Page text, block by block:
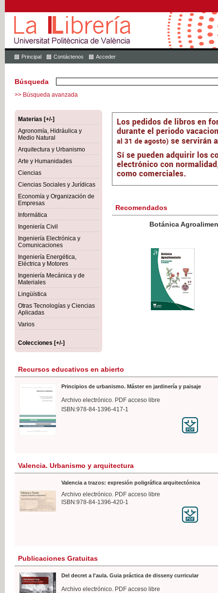
Principal Contáctenos Acceder
Búsqueda
>> Búsqueda avanzada
Materias [+/-]
Agronomía, Hidráulica y
Medio Natural
Arquitectura y Urbanismo
Arte y Humanidades
Ciencias
Ciencias Sociales y Jurídicas
Economía y Organización de
Empresas
Informática
Ingeniería Civil
Ingeniería Electrónica y
Comunicaciones
Ingeniería Energética,
Eléctrica y Motores
Ingeniería Mecánica y de
Materiales
Lingüística
Otras Tecnologías y Ciencias
Aplicadas
Varios
Colecciones [+/-]
Recomendados
Botánica Agroalimentaria
Recursos educativos en abierto
Principios de urbanismo. Máster en jardinería y paisaje
Archivo electrónico. PDF acceso libre
ISBN:978-84-1396-417-1
Valencia. Urbanismo y arquitectura
Valencia a trazos: expresión poligráfica arquitectónica
Archivo electrónico. PDF acceso libre
ISBN:978-84-1396-420-1
Publicaciones Gratuitas
Del decret a l'aula. Guia práctica de disseny curricular
Archivo electrónico. PDF acceso libre